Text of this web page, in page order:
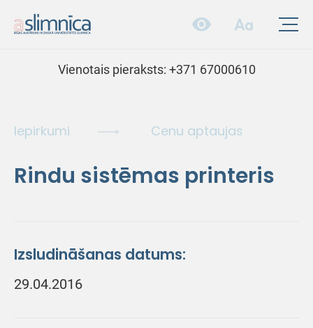
Vienotais pieraksts: +371 67000610
Iepirkumi Cenu aptaujas
Rindu sistēmas printeris
Izsludināšanas datums:
29.04.2016